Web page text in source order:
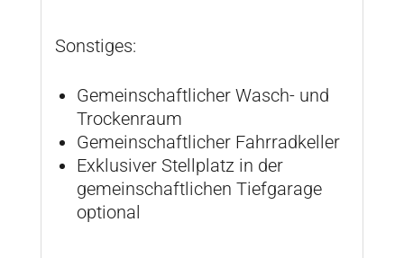
Sonstiges:
Gemeinschaftlicher Wasch- und
Trockenraum
Gemeinschaftlicher Fahrradkeller
Exklusiver Stellplatz in der
gemeinschaftlichen Tiefgarage
optional